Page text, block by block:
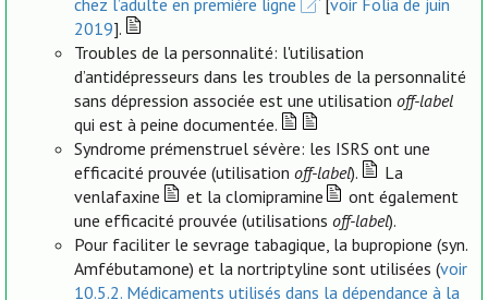
chez l’adulte en première ligne
[voir Folia de juin
2019].
Troubles de la personnalité: l'utilisation
d’antidépresseurs dans les troubles de la personnalité
sans dépression associée est une utilisationoff-label
qui est à peine documentée.
Syndrome prémenstruel sévère: les ISRS ont une
efficacité prouvée (utilisationoff-label).
La
venlafaxine
et la clomipramine
ont également
une efficacité prouvée (utilisationsoff-label).
Pour faciliter le sevrage tabagique, la bupropione (syn.
Amfébutamone) et la nortriptyline sont utilisées (voir
10.5.2. Médicaments utilisés dans la dépendance à la